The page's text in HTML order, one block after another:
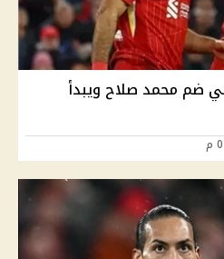
ضم محمد صلاح ويبدأ